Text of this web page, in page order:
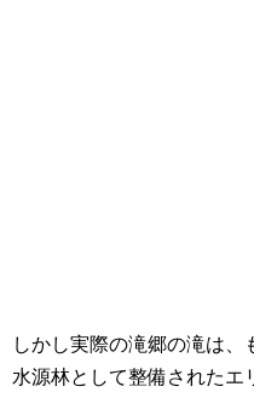
しかし実際の滝郷の滝は、
水源林として整備されたエ